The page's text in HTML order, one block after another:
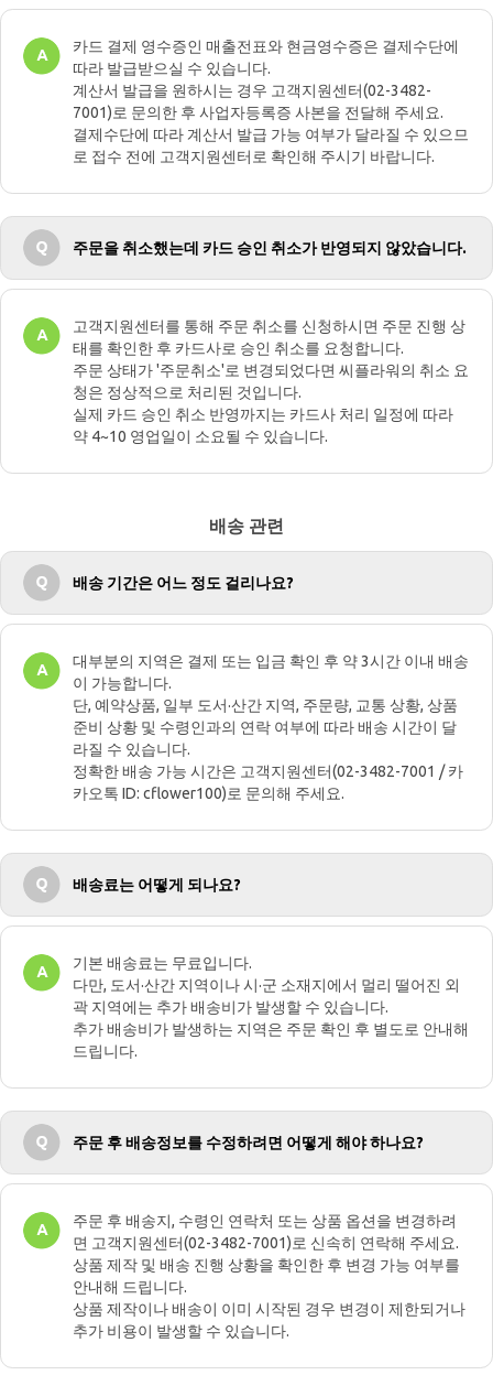
카드 결제 영수증인 매출전표와 현금영수증은 결제수단에
따라 발급받으실 수 있습니다.
계산서 발급을 원하시는 경우 고객지원센터(02-3482-
7001)로 문의한 후 사업자등록증 사본을 전달해 주세요.
결제수단에 따라 계산서 발급 가능 여부가 달라질 수 있으므
로 접수 전에 고객지원센터로 확인해 주시기 바랍니다.
주문을 취소했는데 카드 승인 취소가 반영되지 않았습니다.
고객지원센터를 통해 주문 취소를 신청하시면 주문 진행 상
태를 확인한 후 카드사로 승인 취소를 요청합니다.
주문 상태가 '주문취소'로 변경되었다면 씨플라워의 취소 요
청은 정상적으로 처리된 것입니다.
실제 카드 승인 취소 반영까지는 카드사 처리 일정에 따라
약 4~10 영업일이 소요될 수 있습니다.
배송 관련
배송 기간은 어느 정도 걸리나요?
대부분의 지역은 결제 또는 입금 확인 후 약 3시간 이내 배송
이 가능합니다.
단, 예약상품, 일부 도서·산간 지역, 주문량, 교통 상황, 상품
준비 상황 및 수령인과의 연락 여부에 따라 배송 시간이 달
라질 수 있습니다.
정확한 배송 가능 시간은 고객지원센터(02-3482-7001 / 카
카오톡 ID: cflower100)로 문의해 주세요.
배송료는 어떻게 되나요?
기본 배송료는 무료입니다.
다만, 도서·산간 지역이나 시·군 소재지에서 멀리 떨어진 외
곽 지역에는 추가 배송비가 발생할 수 있습니다.
추가 배송비가 발생하는 지역은 주문 확인 후 별도로 안내해
드립니다.
주문 후 배송정보를 수정하려면 어떻게 해야 하나요?
주문 후 배송지, 수령인 연락처 또는 상품 옵션을 변경하려
면 고객지원센터(02-3482-7001)로 신속히 연락해 주세요.
상품 제작 및 배송 진행 상황을 확인한 후 변경 가능 여부를
안내해 드립니다.
상품 제작이나 배송이 이미 시작된 경우 변경이 제한되거나
추가 비용이 발생할 수 있습니다.